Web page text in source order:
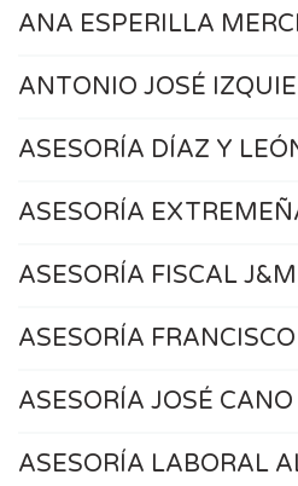
ANA ESPERILLA
ANTONIO JOSÉ
ASESORÍA DÍAZ Y
ASESORÍA
ASESORÍA FISCAL
ASESORÍA
ASESORÍA JOSÉ CANO
ASESORÍA LABORAL